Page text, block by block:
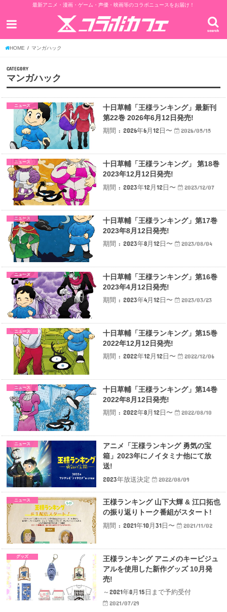
最新アニメ・漫画・ゲーム・声優・映画等のコラボニュースをお届け！
search
HOME マンガハック
CATEGORY
マンガハック
ニュース
十日草輔「王様ランキング」最新刊
第22巻 2026年6月12日発売!
期間 : 2026年6月12日〜
2026/05/15
ニュース
十日草輔「王様ランキング」 第18巻
2023年12月12日発売!
期間 : 2023年12月12日〜
2023/12/07
ニュース
十日草輔「王様ランキング」第17巻
2023年8月12日発売!
期間 : 2023年8月12日〜
2023/08/04
ニュース
十日草輔「王様ランキング」第16巻
2023年4月12日発売!
期間 : 2023年4月12日〜
2023/03/23
ニュース
十日草輔「王様ランキング」第15巻
2022年12月12日発売!
期間 : 2022年12月12日〜
2022/12/06
ニュース
十日草輔「王様ランキング」第14巻
2022年8月12日発売!
期間 : 2022年8月12日〜
2022/08/10
ニュース
アニメ「王様ランキング 勇気の宝
箱」2023年にノイタミナ他にて放
送!
2023年放送決定
2022/08/09
ニュース
王様ランキング 山下大輝 & 江口拓也
の振り返りトーク番組がスタート!
期間 : 2021年10月31日〜
2021/11/02
グッズ
王様ランキング アニメのキービジュ
アルを使用した新作グッズ 10月発
売!
～2021年8月15日まで予約受付
2021/07/29